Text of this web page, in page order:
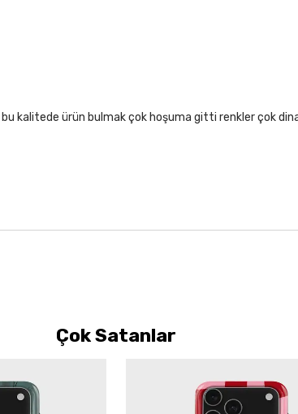
kalitede ürün bulmak çok hoşuma gitti renkler çok
Çok Satanlar